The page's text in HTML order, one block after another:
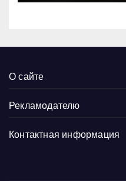
О сайте
Рекламодателю
Контактная информация